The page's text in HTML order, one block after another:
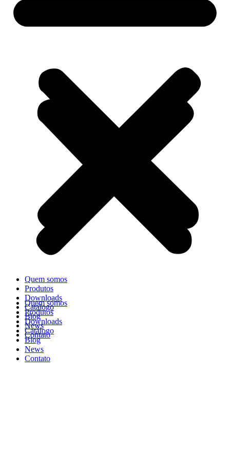
Quem somos
Produtos
Downloads
Catálogo
Blog
News
Contato
Quem somos
Produtos
Downloads
Catálogo
Blog
News
Contato